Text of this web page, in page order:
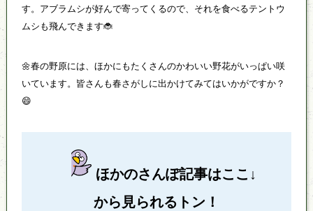
す。アブラムシが好んで寄ってくるので、それを食べるテントウ
ムシも飛んできます🐞
🌼春の野原には、ほかにもたくさんのかわいい野花がいっぱい咲
いています。皆さんも春さがしに出かけてみてはいかがですか？
😄
ほかのさんぽ記事はここ↓
から見られるトン！